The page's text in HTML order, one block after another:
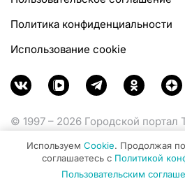
Политика конфиденциальности
Использование cookie
© 1997 – 2026 Городской портал
Министерства цифрового
коммуникаций Российской
Используем Cookie. Продолжая
соглашаетесь с Политикой
Пользовательским